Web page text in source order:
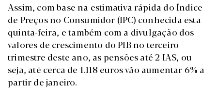
Assim, com base na estimativa rápida do Índice
de Preços no Consumidor (IPC) conhecida esta
quinta-feira, e também com a divulgação dos
valores de crescimento do PIB no terceiro
trimestre deste ano, as pensões até 2 IAS, ou
seja, até cerca de 1.118 euros vão aumentar 6% a
partir de janeiro.